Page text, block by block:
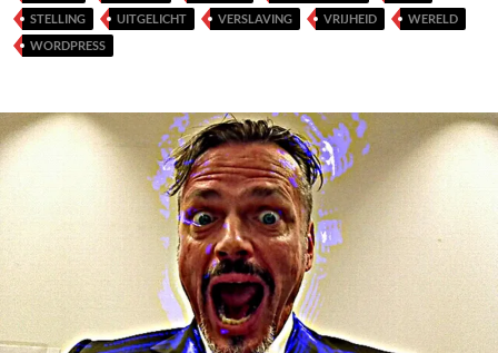
STELLING
UITGELICHT VERSLAVING VRIJHEID
WERELD
WORDPRESS